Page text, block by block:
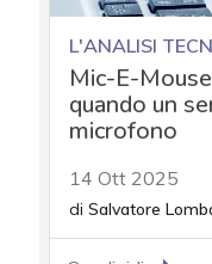
L'ANALISI
Mic-E-
quando un
microfono
14 Ott 2025
di Salvatore